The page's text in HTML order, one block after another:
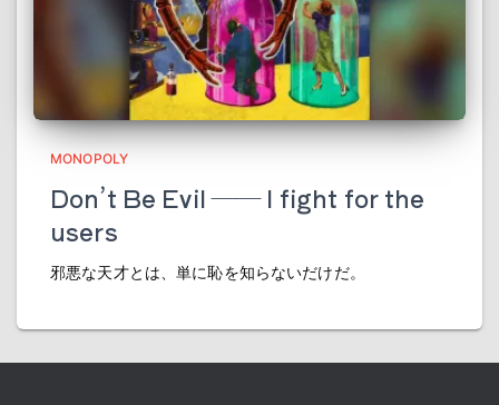
MONOPOLY
Don’t Be Evil ―― I fight for the
users
邪悪な天才とは、単に恥を知らないだけだ。